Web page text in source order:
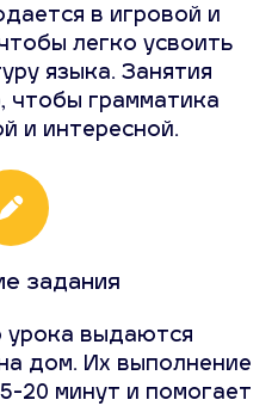
в игровой и
легко усвоить
языка. Занятия
чтобы грамматика
и интересной.
задания
урока выдаются
дом. Их выполнение
20 минут и помогает